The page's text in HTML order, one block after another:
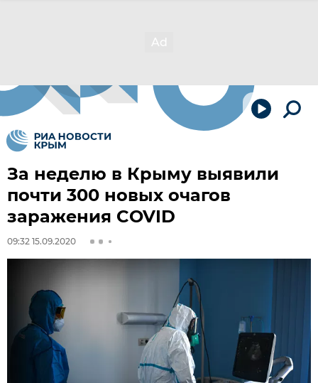
За неделю в Крыму выявили
почти 300 новых очагов
заражения COVID
09:32 15.09.2020